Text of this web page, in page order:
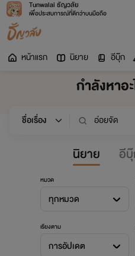
Tunwalai ธัญวลัย
เพื่อประสบการณ์ที่ดีกว่าบนมือถือ
หน้าแรก นิยาย อีบุ๊ก
กำลังหาอ
นิยาย อี
หมวด
ทุกหมวด
เรียงตาม
การอัปเดต